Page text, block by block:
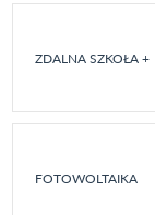
ZDALNA SZKOŁA +
FOTOWOLTAIKA